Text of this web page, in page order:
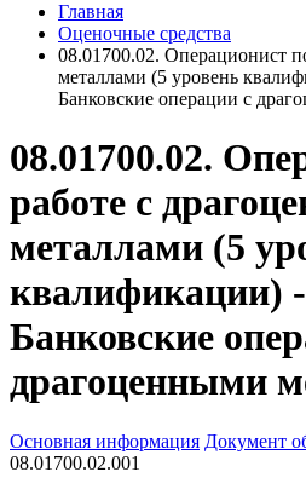
Главная
Оценочные средства
08.01700.02. Операционист
металлами (5 уровень
Банковские операции с
08.01700.02.
работе с
металлами (5
квалификации)
Банковские
драгоценными
Основная информация Документ
08.01700.02.001